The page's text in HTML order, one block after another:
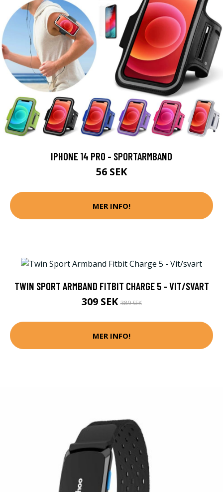
IPHONE 14 PRO - SPORTARMBAND
56 SEK
MER INFO!
TWIN SPORT ARMBAND FITBIT CHARGE 5 - VIT/SVART
309 SEK389 SEK
MER INFO!